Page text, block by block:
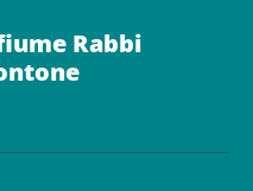
Rabbi